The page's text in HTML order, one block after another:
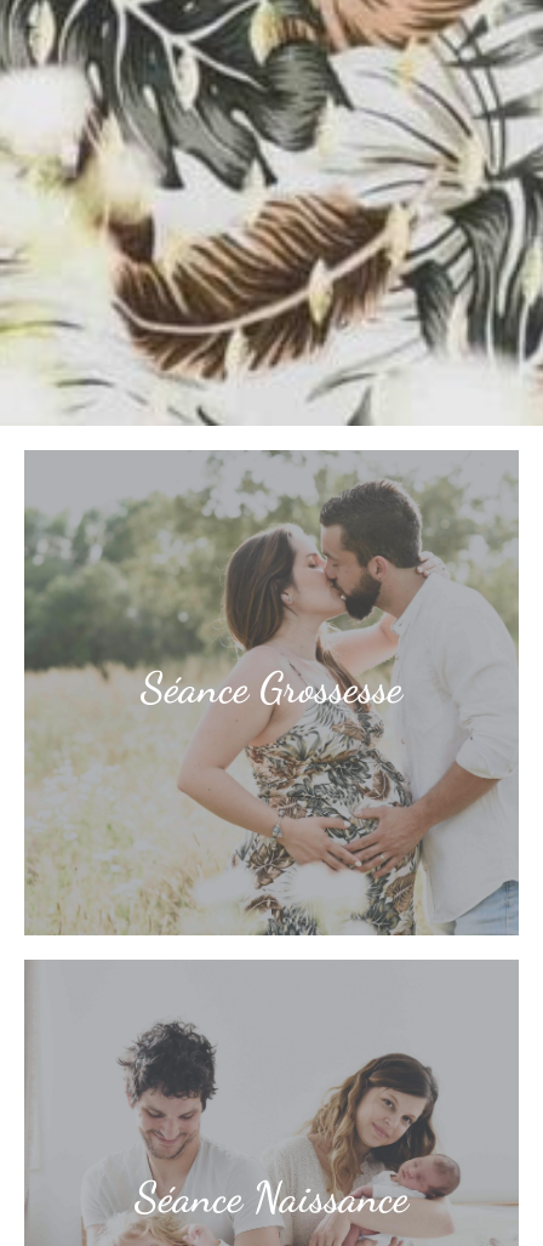
Séance Grossesse
Capturons ensemble la beauté de
votre maternité
Découvrir
Séance Naissance
De précieux souvenirs dès les
premiers instants